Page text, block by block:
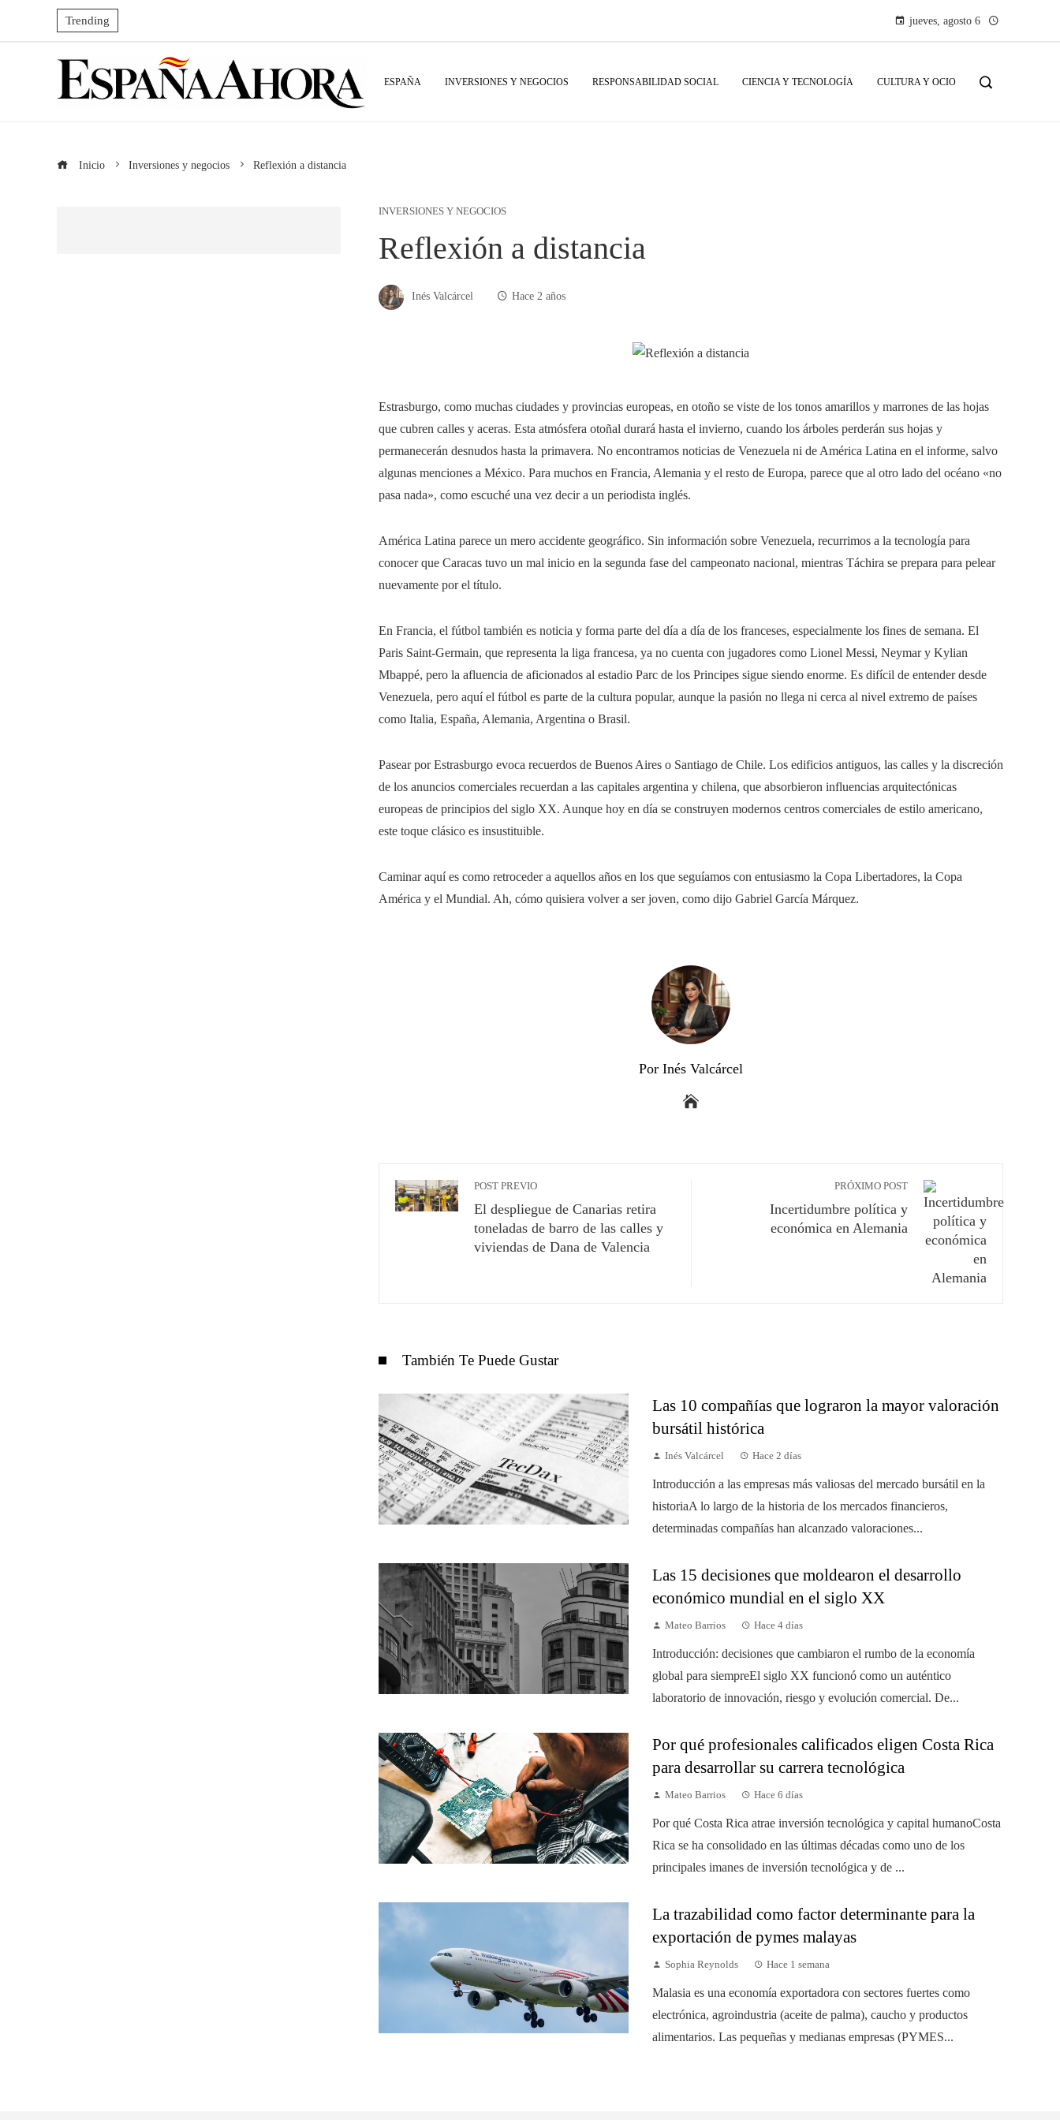
Trending jueves, agosto 6
ESPAÑA INVERSIONES Y NEGOCIOS RESPONSABILIDAD SOCIAL CIENCIA Y TECNOLOGÍA CULTURA Y OCIO
Inicio Inversiones y negocios Reflexión a distancia
INVERSIONES Y NEGOCIOS
Reflexión a distancia
Inés Valcárcel Hace 2 años
Estrasburgo, como muchas ciudades y provincias europeas, en otoño se viste de los tonos amarillos y marrones de las hojas
que cubren calles y aceras. Esta atmósfera otoñal durará hasta el invierno, cuando los árboles perderán sus hojas y
permanecerán desnudos hasta la primavera. No encontramos noticias de Venezuela ni de América Latina en el informe, salvo
algunas menciones a México. Para muchos en Francia, Alemania y el resto de Europa, parece que al otro lado del océano «no
pasa nada», como escuché una vez decir a un periodista inglés.
América Latina parece un mero accidente geográfico. Sin información sobre Venezuela, recurrimos a la tecnología para
conocer que Caracas tuvo un mal inicio en la segunda fase del campeonato nacional, mientras Táchira se prepara para pelear
nuevamente por el título.
En Francia, el fútbol también es noticia y forma parte del día a día de los franceses, especialmente los fines de semana. El
Paris Saint-Germain, que representa la liga francesa, ya no cuenta con jugadores como Lionel Messi, Neymar y Kylian
Mbappé, pero la afluencia de aficionados al estadio Parc de los Principes sigue siendo enorme. Es difícil de entender desde
Venezuela, pero aquí el fútbol es parte de la cultura popular, aunque la pasión no llega ni cerca al nivel extremo de países
como Italia, España, Alemania, Argentina o Brasil.
Pasear por Estrasburgo evoca recuerdos de Buenos Aires o Santiago de Chile. Los edificios antiguos, las calles y la discreción
de los anuncios comerciales recuerdan a las capitales argentina y chilena, que absorbieron influencias arquitectónicas
europeas de principios del siglo XX. Aunque hoy en día se construyen modernos centros comerciales de estilo americano,
este toque clásico es insustituible.
Caminar aquí es como retroceder a aquellos años en los que seguíamos con entusiasmo la Copa Libertadores, la Copa
América y el Mundial. Ah, cómo quisiera volver a ser joven, como dijo Gabriel García Márquez.
Por Inés Valcárcel
POST PREVIO
El despliegue de Canarias retira
toneladas de barro de las calles y
viviendas de Dana de Valencia
PRÓXIMO POST
Incertidumbre política y
económica en Alemania
También Te Puede Gustar
Las 10 compañías que lograron la mayor valoración
bursátil histórica
Inés Valcárcel Hace 2 días
Introducción a las empresas más valiosas del mercado bursátil en la
historiaA lo largo de la historia de los mercados financieros,
determinadas compañías han alcanzado valoraciones...
Las 15 decisiones que moldearon el desarrollo
económico mundial en el siglo XX
Mateo Barrios Hace 4 días
Introducción: decisiones que cambiaron el rumbo de la economía
global para siempreEl siglo XX funcionó como un auténtico
laboratorio de innovación, riesgo y evolución comercial. De...
Por qué profesionales calificados eligen Costa Rica
para desarrollar su carrera tecnológica
Mateo Barrios Hace 6 días
Por qué Costa Rica atrae inversión tecnológica y capital humanoCosta
Rica se ha consolidado en las últimas décadas como uno de los
principales imanes de inversión tecnológica y de ...
La trazabilidad como factor determinante para la
exportación de pymes malayas
Sophia Reynolds Hace 1 semana
Malasia es una economía exportadora con sectores fuertes como
electrónica, agroindustria (aceite de palma), caucho y productos
alimentarios. Las pequeñas y medianas empresas (PYMES...